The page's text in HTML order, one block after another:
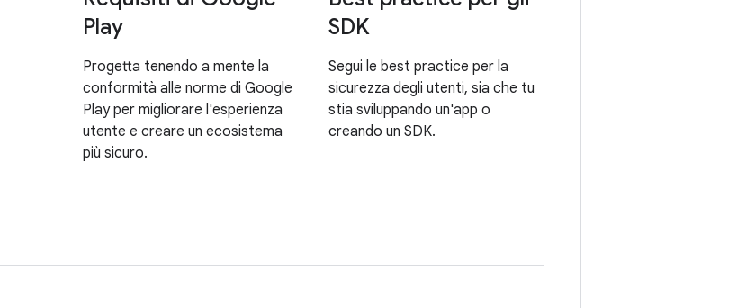
Play
Progetta tenendo a mente la
conformità alle norme di Google
Play per migliorare l'esperienza
utente e creare un ecosistema
più sicuro.
SDK
Segui le best practice per la
sicurezza degli utenti, sia che tu
stia sviluppando un'app o
creando un SDK.